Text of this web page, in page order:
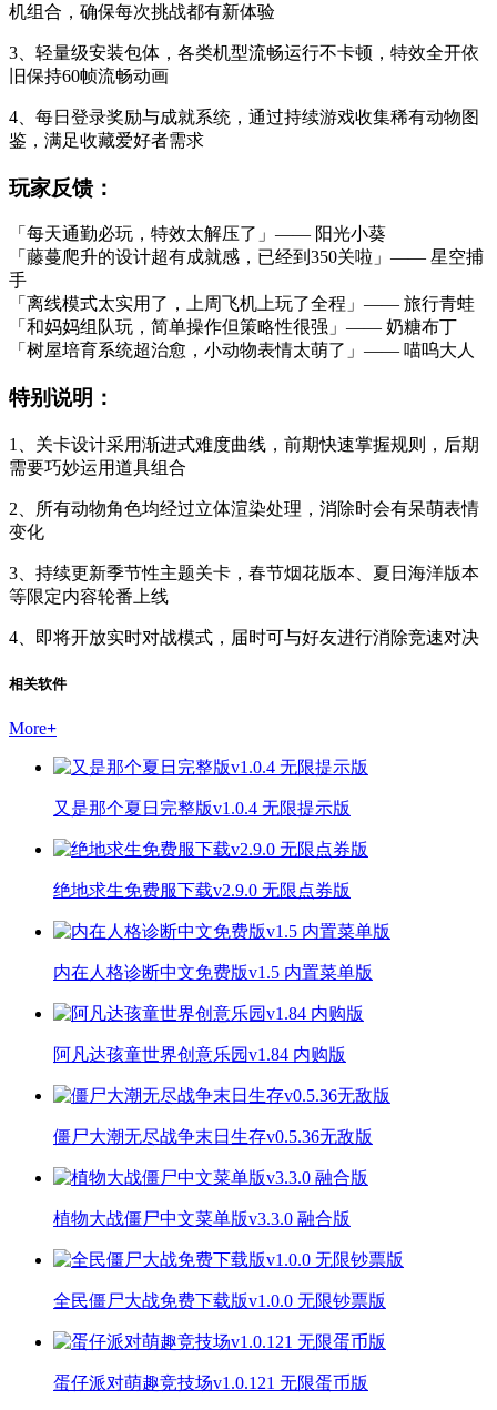
机组合，确保每次挑战都有新体验
3、轻量级安装包体，各类机型流畅运行不卡顿，特效全开依
旧保持60帧流畅动画
4、每日登录奖励与成就系统，通过持续游戏收集稀有动物图
鉴，满足收藏爱好者需求
玩家反馈：
「每天通勤必玩，特效太解压了」—— 阳光小葵
「藤蔓爬升的设计超有成就感，已经到350关啦」—— 星空捕
手
「离线模式太实用了，上周飞机上玩了全程」—— 旅行青蛙
「和妈妈组队玩，简单操作但策略性很强」—— 奶糖布丁
「树屋培育系统超治愈，小动物表情太萌了」—— 喵呜大人
特别说明：
1、关卡设计采用渐进式难度曲线，前期快速掌握规则，后期
需要巧妙运用道具组合
2、所有动物角色均经过立体渲染处理，消除时会有呆萌表情
变化
3、持续更新季节性主题关卡，春节烟花版本、夏日海洋版本
等限定内容轮番上线
4、即将开放实时对战模式，届时可与好友进行消除竞速对决
相关软件
More+
又是那个夏日完整版v1.0.4 无限提示版
绝地求生免费服下载v2.9.0 无限点券版
内在人格诊断中文免费版v1.5 内置菜单版
阿凡达孩童世界创意乐园v1.84 内购版
僵尸大潮无尽战争末日生存v0.5.36无敌版
植物大战僵尸中文菜单版v3.3.0 融合版
全民僵尸大战免费下载版v1.0.0 无限钞票版
蛋仔派对萌趣竞技场v1.0.121 无限蛋币版